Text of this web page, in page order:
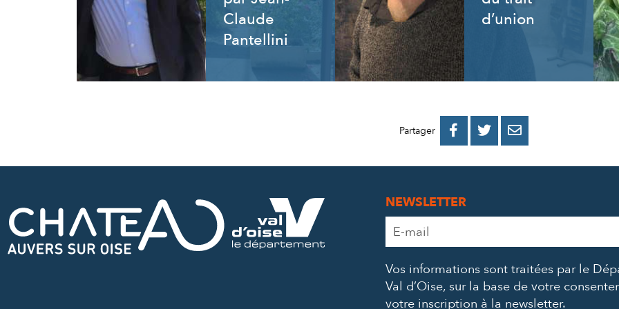
Claude
Pantellini
d’union
Partager 
PARTAGER
PARTAGER
PARTAGER
NEWSLETTER
Adresse
e-
*
Vos informations sont traitées par le
Val d’Oise, sur la base de votre
votre inscription à la newsletter.